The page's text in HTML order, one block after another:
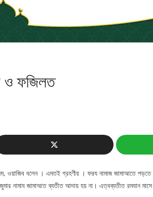
ও ফজিলত
ওয়াজিব বলেন । এমতই গ্রহণীয় । ফরয নামাজ জামাআতে পড়তে
নামায জামাআত ব্যতীত আদায় হয় না। এত্বব্যতীত রমযান